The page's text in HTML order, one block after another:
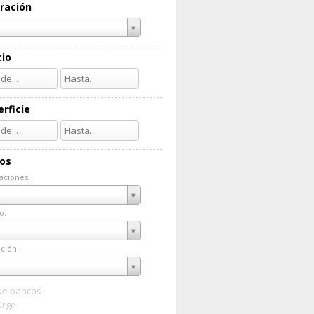
bancos